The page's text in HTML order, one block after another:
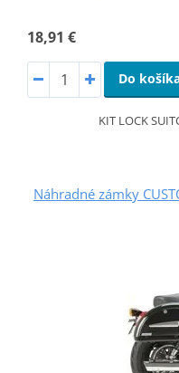
18,91 €
Do
KIT LOCK
Náhradné zámky